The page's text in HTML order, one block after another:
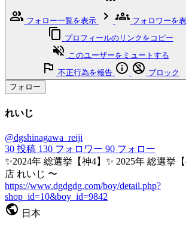
フォロー一覧を表示
フォロワーを
プロフィールのリンクをコピー
このユーザーをミュートする
不正行為を報告
ブロック
フォロー
れいじ
@dgshinagawa_reiji
30 投稿 130 フォロワー 90 フォロー
✨2024年 総選挙【神4】✨ 2025年 総選挙
店 れいじ 〜
https://www.dgdgdg.com/boy/detail.php?
shop_id=10&boy_id=9842
日本